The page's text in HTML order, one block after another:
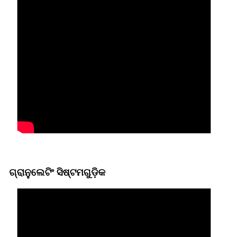
ଗ୍ରାନୁଲେଟିଂ ସିଷ୍ଟମଗୁଡ଼ିକ